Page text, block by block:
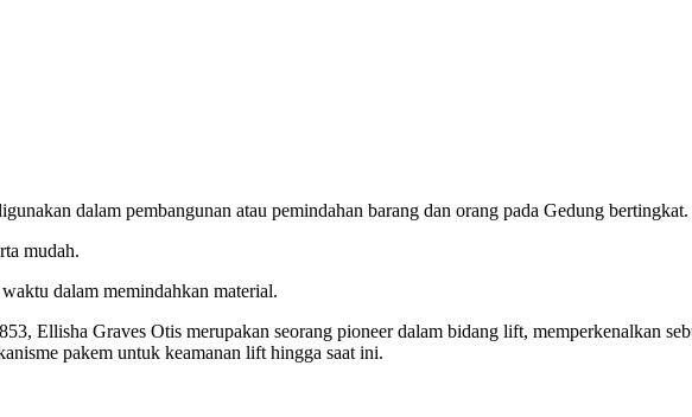
dalam pembangunan atau pemindahan barang dan orang pada Gedung bertingkat.
mudah.
dalam memindahkan material.
Ellisha Graves Otis merupakan seorang pioneer dalam bidang lift, memperkenalkan
pakem untuk keamanan lift hingga saat ini.